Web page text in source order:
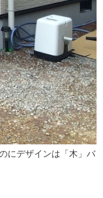
にデザインは「木」バ